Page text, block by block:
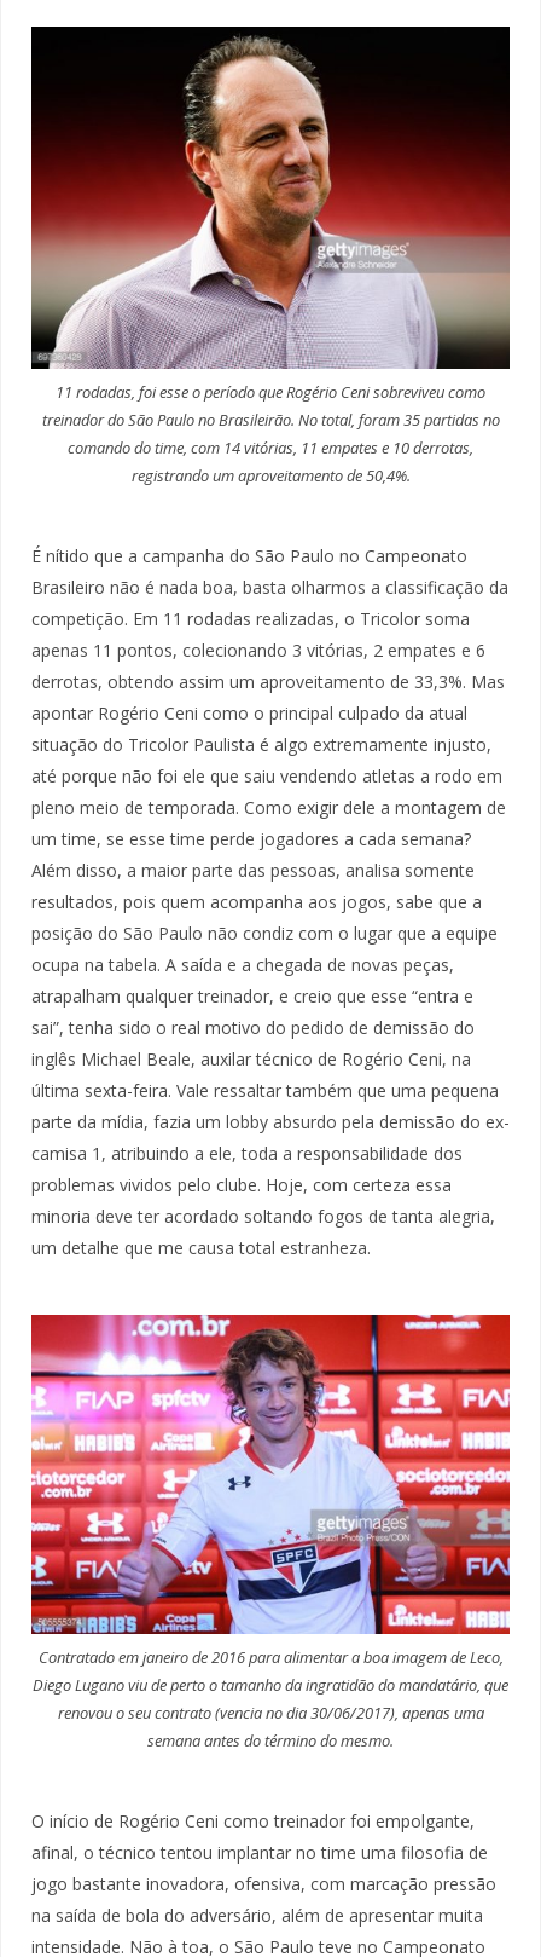
11 rodadas, foi esse o período que Rogério Ceni sobreviveu como
treinador do São Paulo no Brasileirão. No total, foram 35 partidas no
comando do time, com 14 vitórias, 11 empates e 10 derrotas,
registrando um aproveitamento de 50,4%.
É nítido que a campanha do São Paulo no Campeonato
Brasileiro não é nada boa, basta olharmos a classificação da
competição. Em 11 rodadas realizadas, o Tricolor soma
apenas 11 pontos, colecionando 3 vitórias, 2 empates e 6
derrotas, obtendo assim um aproveitamento de 33,3%. Mas
apontar Rogério Ceni como o principal culpado da atual
situação do Tricolor Paulista é algo extremamente injusto,
até porque não foi ele que saiu vendendo atletas a rodo em
pleno meio de temporada. Como exigir dele a montagem de
um time, se esse time perde jogadores a cada semana?
Além disso, a maior parte das pessoas, analisa somente
resultados, pois quem acompanha aos jogos, sabe que a
posição do São Paulo não condiz com o lugar que a equipe
ocupa na tabela. A saída e a chegada de novas peças,
atrapalham qualquer treinador, e creio que esse “entra e
sai”, tenha sido o real motivo do pedido de demissão do
inglês Michael Beale, auxilar técnico de Rogério Ceni, na
última sexta-feira. Vale ressaltar também que uma pequena
parte da mídia, fazia um lobby absurdo pela demissão do ex-
camisa 1, atribuindo a ele, toda a responsabilidade dos
problemas vividos pelo clube. Hoje, com certeza essa
minoria deve ter acordado soltando fogos de tanta alegria,
um detalhe que me causa total estranheza.
Contratado em janeiro de 2016 para alimentar a boa imagem de Leco,
Diego Lugano viu de perto o tamanho da ingratidão do mandatário, que
renovou o seu contrato (vencia no dia 30/06/2017), apenas uma
semana antes do término do mesmo.
O início de Rogério Ceni como treinador foi empolgante,
afinal, o técnico tentou implantar no time uma filosofia de
jogo bastante inovadora, ofensiva, com marcação pressão
na saída de bola do adversário, além de apresentar muita
intensidade. Não à toa, o São Paulo teve no Campeonato